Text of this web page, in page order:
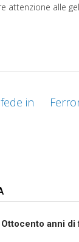
attenzione alle
in
Ottocento anni di